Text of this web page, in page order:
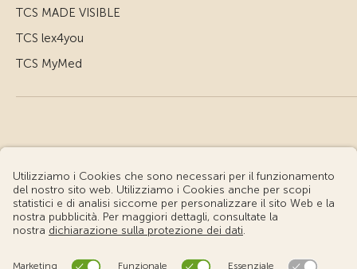
TCS MADE VISIBLE
TCS lex4you
TCS MyMed
© Touring Club Svizzero
Condizioni d'uso – Informazioni giuridiche